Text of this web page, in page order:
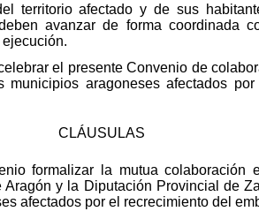
territorio afectado y de sus
avanzar de forma coordinada
el presente Convenio de
aragoneses afectados
CLÁUSULAS
formalizar la mutua colaboración
y la Diputación Provincial de
afectados por el recrecimiento del